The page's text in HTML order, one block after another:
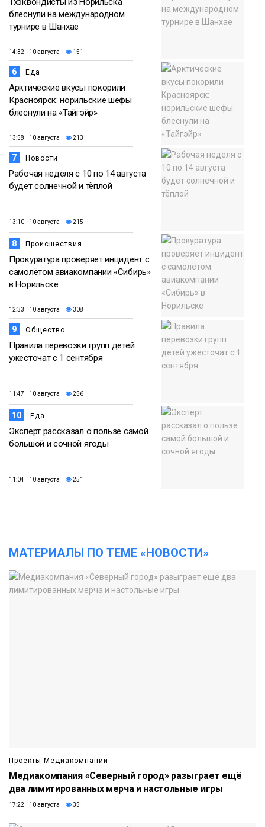
блеснули на международном
турнире в Шанхае
14:32 10 августа 151
6 Еда
Арктические вкусы покорили
Красноярск: норильские шефы
блеснули на «Тайгэйр»
13:58 10 августа 213
7 Новости
Рабочая неделя с 10 по 14 августа
будет солнечной и тёплой
13:10 10 августа 215
8 Происшествия
Прокуратура проверяет инцидент с
самолётом авиакомпании «Сибирь»
в Норильске
12:33 10 августа 308
9 Общество
Правила перевозки групп детей
ужесточат с 1 сентября
11:47 10 августа 256
10 Еда
Эксперт рассказал о пользе самой
большой и сочной ягоды
11:04 10 августа 251
МАТЕРИАЛЫ ПО ТЕМЕ «НОВОСТИ»
Проекты Медиакомпании
Медиакомпания «Северный город» разыграет ещё
два лимитированных мерча и настольные игры
17:22 10 августа 35